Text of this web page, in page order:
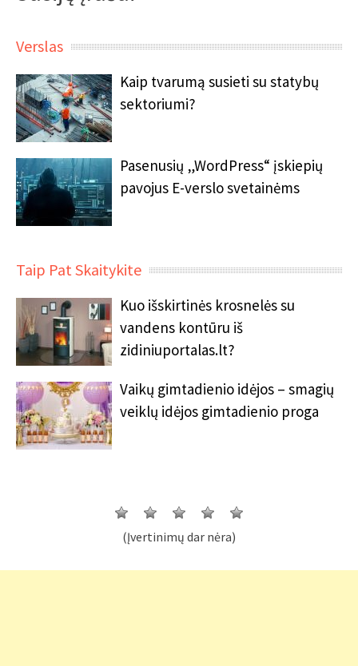
Verslas
Kaip tvarumą susieti su statybų
sektoriumi?
Pasenusių „WordPress“ įskiepių
pavojus E-verslo svetainėms
Taip Pat Skaitykite
Kuo išskirtinės krosnelės su
vandens kontūru iš
zidiniuportalas.lt?
Vaikų gimtadienio idėjos – smagių
veiklų idėjos gimtadienio proga
(Įvertinimų dar nėra)